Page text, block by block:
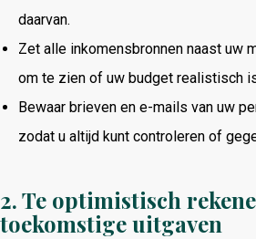
daarvan.
Zet alle inkomensbronnen naast uw
om te zien of uw budget realistisch
Bewaar brieven en e-mails van uw
zodat u altijd kunt controleren of
2. Te optimistisch
toekomstige uitgaven